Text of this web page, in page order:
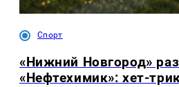
Спорт
«Нижний Новгород»
«Нефтехимик»: хет-